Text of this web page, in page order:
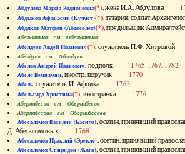
Абдулова Марфа Родионовна(*), жена И.А. Абдулова
Абдыков Афанасий (Кулмет)(*), татарин, солдат
Абдяков Матфей (Абдяселет)(*), прядильщик
Абезьянинов см. Обезьянинов
Абелдеев Авдей Иванович(*), служитель П.Ф.
Абелдуев см. Оболдуев
Абелов Андрей Иванович, подполк. 1765-1767, 1782
Абелс Вениамин, иностр. поручик 1770
Абель, служитель И. Афлика 1763
Абельгард Христина(*), иностранка 1776
Абернибесов см. Обернибесов
Абернибесова см. Обернибесова
Абесаломов Василий (Басиле), осетин, принявший
Д. Абесаломовых 1768
Абесаломов Ираклий (Эрекле), осетин, принявший
Абесаломов Спиридон (Жага), осетин, принявший